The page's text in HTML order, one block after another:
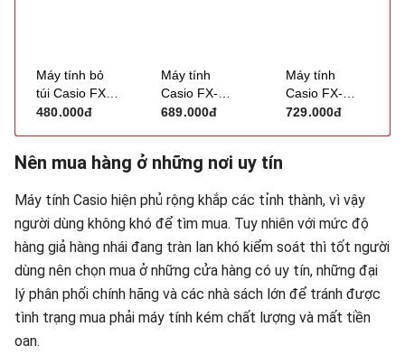
Máy tính bỏ
túi Casio FX-
570ES Plus
480.000đ
Máy tính
Casio FX-
880BTG
689.000đ
Máy tính
Casio FX-
580VNX
729.000đ
Nên mua hàng ở những nơi uy tín
Máy tính Casio hiện phủ rộng khắp các tỉnh thành, vì vậy
người dùng không khó để tìm mua. Tuy nhiên với mức độ
hàng giả hàng nhái đang tràn lan khó kiểm soát thì tốt người
dùng nên chọn mua ở những cửa hàng có uy tín, những đại
lý phân phối chính hãng và các nhà sách lớn để tránh được
tình trạng mua phải máy tính kém chất lượng và mất tiền
oan.